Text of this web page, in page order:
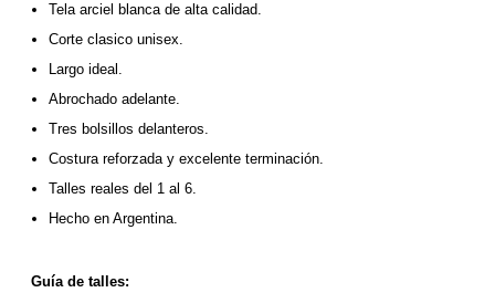
Tela arciel blanca de alta calidad.
Corte clasico unisex.
Largo ideal.
Abrochado adelante.
Tres bolsillos delanteros.
Costura reforzada y excelente terminación.
Talles reales del 1 al 6.
Hecho en Argentina.
Guía de talles: